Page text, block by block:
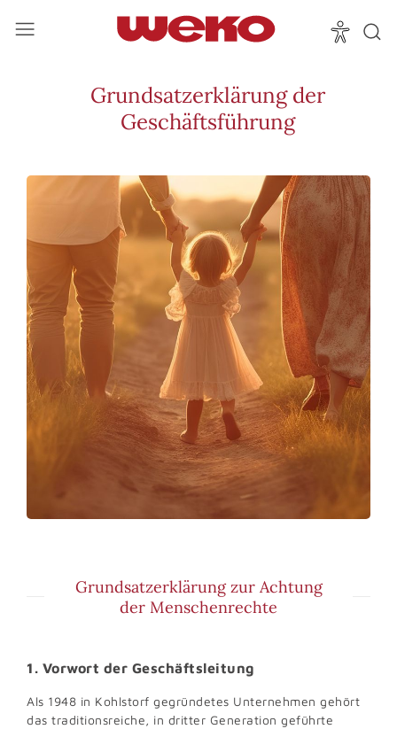
Grundsatzerklärung der
Geschäftsführung
Grundsatzerklärung zur Achtung
der Menschenrechte
1. Vorwort der Geschäftsleitung
Als 1948 in Kohlstorf gegründetes Unternehmen gehört
das traditionsreiche, in dritter Generation geführte